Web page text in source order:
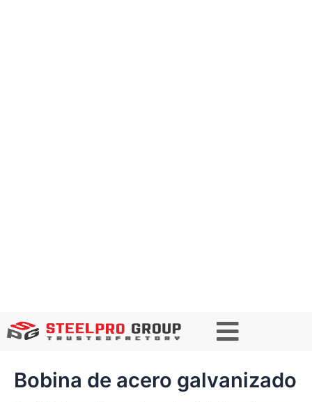
u
a
rBobina de acero galvanizado